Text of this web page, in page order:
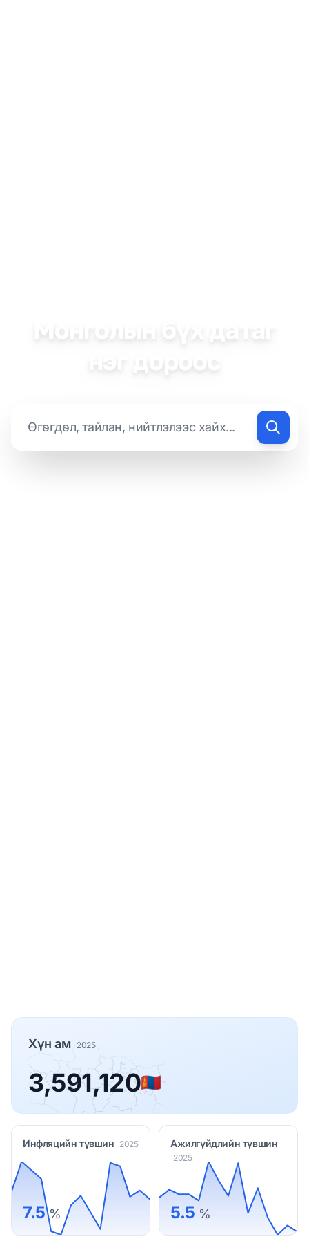
Монголын бүх датаг
Хүн ам 2025
3,591,120🇲🇳
Инфляцийн түвшин 2025
7.5%
Ажилгүйдлийн түвшин
2025
5.5 %